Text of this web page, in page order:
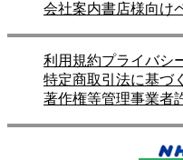
会社案内書店様向け
利用規約プライバシ
特定商取引法に基づ
著作権等管理事業者